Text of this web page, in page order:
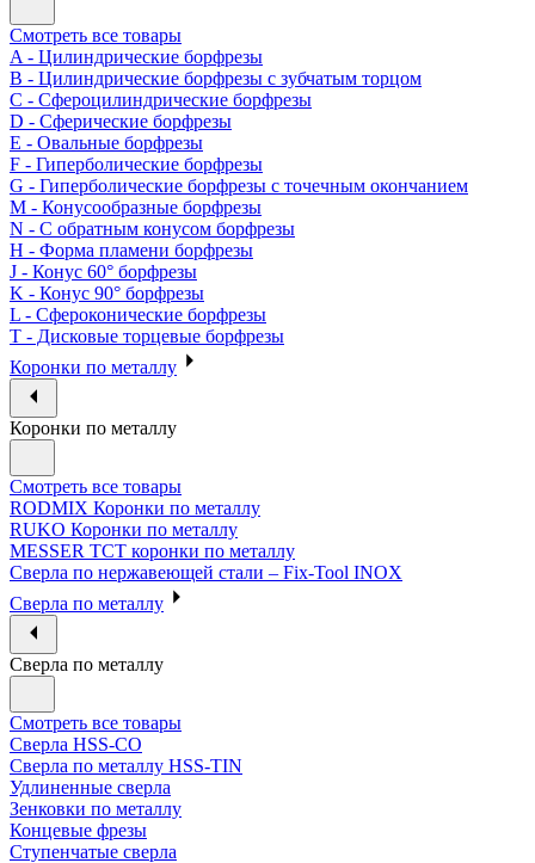
Смотреть все товары
A - Цилиндрические борфрезы
B - Цилиндрические борфрезы с зубчатым торцом
C - Сфероцилиндрические борфрезы
D - Сферические борфрезы
E - Овальные борфрезы
F - Гиперболические борфрезы
G - Гиперболические борфрезы с точечным окончанием
M - Конусообразные борфрезы
N - С обратным конусом борфрезы
H - Форма пламени борфрезы
J - Конус 60° борфрезы
K - Конус 90° борфрезы
L - Сфероконические борфрезы
T - Дисковые торцевые борфрезы
Коронки по металлу
Коронки по металлу
Смотреть все товары
RODMIX Коронки по металлу
RUKO Коронки по металлу
MESSER ТСТ коронки по металлу
Сверла по нержавеющей стали – Fix-Tool INOX
Сверла по металлу
Сверла по металлу
Смотреть все товары
Сверла HSS-CO
Сверла по металлу HSS-TIN
Удлиненные сверла
Зенковки по металлу
Концевые фрезы
Ступенчатые сверла